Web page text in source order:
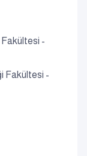
-
Fakültesi -